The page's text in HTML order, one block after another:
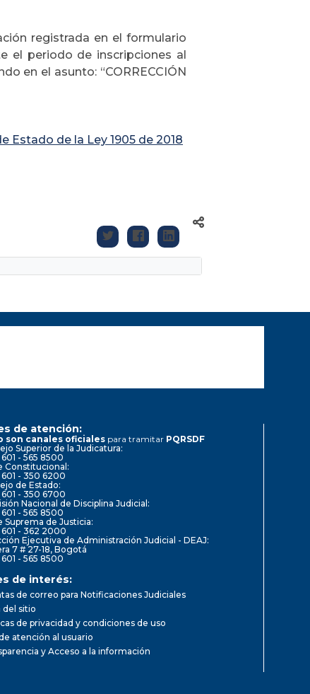
registrada en el formulario
el periodo de inscripciones al
en el asunto: “CORRECCIÓN
Estado de la Ley 1905 de 2018
de atención:
son canales oficiales para tramitar PQRSDF
Superior de la Judicatura:
- 565 8500
Constitucional:
601 - 350 6200
de Estado:
601 - 350 6700
Nacional de Disciplina Judicial:
- 565 8500
Suprema de Justicia:
601 - 362 2000
Ejecutiva de Administración Judicial - DEAJ:
7 # 27-18, Bogotá
- 565 8500
de interés:
de correo para Notificaciones Judiciales
del sitio
de privacidad y condiciones de uso
atención al usuario
y Acceso a la información